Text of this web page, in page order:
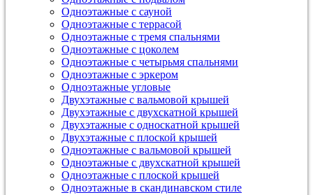
Одноэтажные с сауной
Одноэтажные с террасой
Одноэтажные с тремя спальнями
Одноэтажные с цоколем
Одноэтажные с четырьмя спальнями
Одноэтажные с эркером
Одноэтажные угловые
Двухэтажные с вальмовой крышей
Двухэтажные с двухскатной крышей
Двухэтажные с односкатной крышей
Двухэтажные с плоской крышей
Одноэтажные с вальмовой крышей
Одноэтажные с двухскатной крышей
Одноэтажные с плоской крышей
Одноэтажные в скандинавском стиле